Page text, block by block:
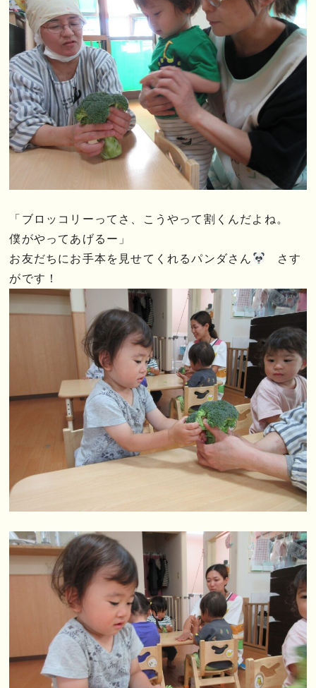
「ブロッコリーってさ、こうやって割くんだよね。
僕がやってあげるー」
お友だちにお手本を見せてくれるパンダさん
さす
がです！